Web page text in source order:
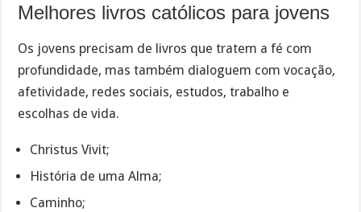
Melhores livros católicos para jovens
Os jovens precisam de livros que tratem a fé com
profundidade, mas também dialoguem com vocação,
afetividade, redes sociais, estudos, trabalho e
escolhas de vida.
Christus Vivit;
História de uma Alma;
Caminho;